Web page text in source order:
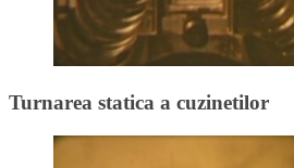
Turnarea statica a cuzinetilor